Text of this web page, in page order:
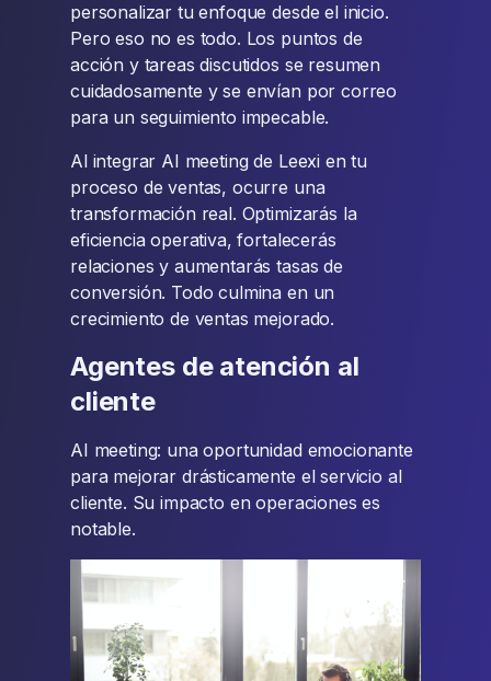
personalizar tu enfoque desde el inicio.
Pero eso no es todo. Los puntos de
acción y tareas discutidos se resumen
cuidadosamente y se envían por correo
para un seguimiento impecable.
Al integrar AI meeting de Leexi en tu
proceso de ventas, ocurre una
transformación real. Optimizarás la
eficiencia operativa, fortalecerás
relaciones y aumentarás tasas de
conversión. Todo culmina en un
crecimiento de ventas mejorado.
Agentes de atención al
cliente
AI meeting: una oportunidad emocionante
para mejorar drásticamente el servicio al
cliente. Su impacto en operaciones es
notable.